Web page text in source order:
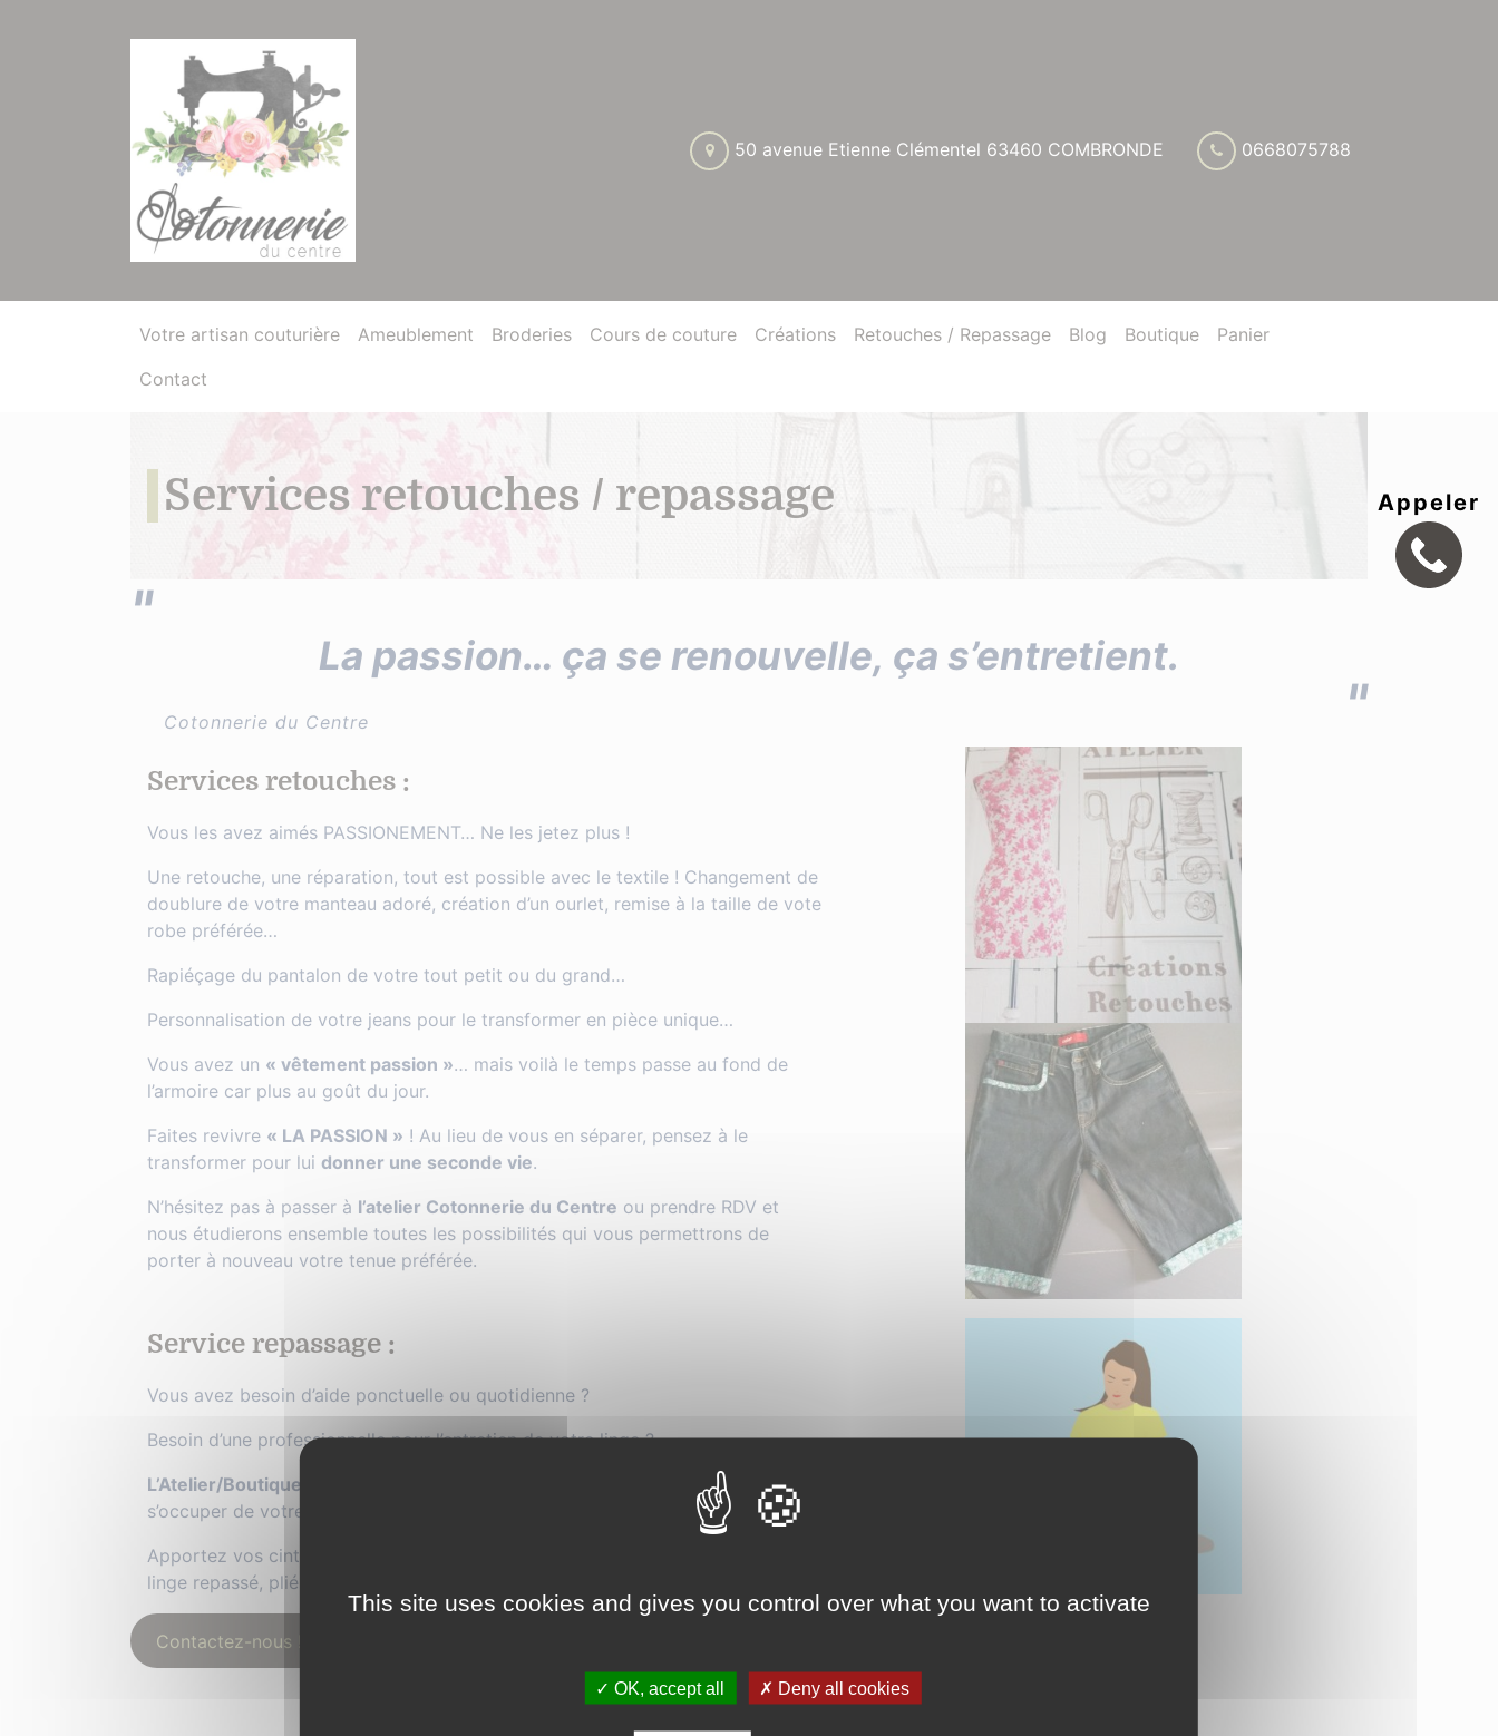
Appeler
50 avenue Etienne Clémentel 63460 COMBRONDE 0668075788
Votre artisan couturière Ameublement Broderies Cours de couture Créations Retouches / Repassage Blog Boutique
Panier
Contact
Services retouches / repassage
La passion… ça se renouvelle, ça s’entretient.
Cotonnerie du Centre
Services retouches :
Vous les avez aimés PASSIONEMENT… Ne les jetez plus !
Une retouche, une réparation, tout est possible avec le textile ! Changement de
doublure de votre manteau adoré, création d’un ourlet, remise à la taille de vote
robe préférée…
Rapiéçage du pantalon de votre tout petit ou du grand…
Personnalisation de votre jeans pour le transformer en pièce unique…
Vous avez un « vêtement passion »… mais voilà le temps passe au fond de
l’armoire car plus au goût du jour.
Faites revivre « LA PASSION » ! Au lieu de vous en séparer, pensez à le
transformer pour lui donner une seconde vie.
N’hésitez pas à passer à l’atelier Cotonnerie du Centre ou prendre RDV et
nous étudierons ensemble toutes les possibilités qui vous permettrons de
porter à nouveau votre tenue préférée.
Service repassage :
Vous avez besoin d’aide ponctuelle ou quotidienne ?
Besoin d’une professionnelle pour l’entretien de votre linge ?
L’Atelier/Boutique Cotonnerie du Centre
est disponible et à votre écoute pour
s’occuper de votre repassage.
Apportez vos cintres pour les chemises, robes, et nous vous rendrons votre
linge repassé, plié, rangé et mis sur cintre dans les meilleurs délais.
Contactez-nous !
This site uses cookies and gives you control over what you want to activate
✓ OK, accept all ✗ Deny all cookies